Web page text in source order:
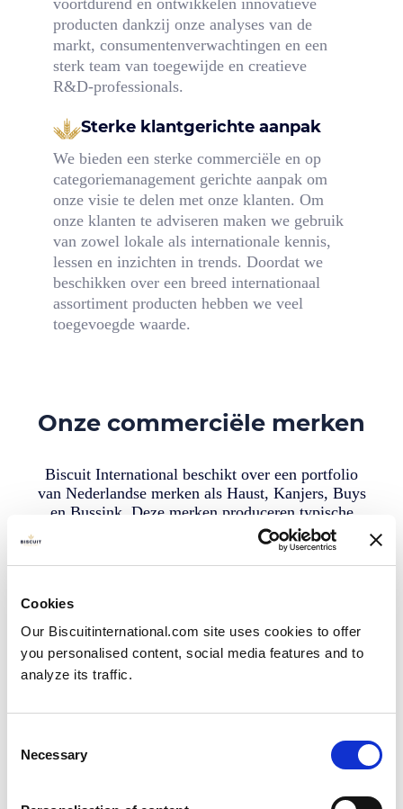
Cookies
Our Biscuitinternational.com site uses cookies to offer
you personalised content, social media features and to
analyze its traffic.
Selection
Necessary
producten dankzij onze analyses van de
markt, consumentenverwachtingen en een
sterk team van toegewijde en creatieve
R&D-professionals.
Sterke klantgerichte aanpak
We bieden een sterke commerciële en op
categoriemanagement gerichte aanpak om
onze visie te delen met onze klanten. Om
onze klanten te adviseren maken we gebruik
van zowel lokale als internationale kennis,
lessen en inzichten in trends. Doordat we
beschikken over een breed internationaal
assortiment producten hebben we veel
toegevoegde waarde.
Onze commerciële merken
Biscuit International beschikt over een portfolio
van Nederlandse merken als Haust, Kanjers, Buys
en Bussink. Deze merken produceren typische
Nederlandse producten als stroopwafels (Kanjers)
en toast & beschuit (Haust).